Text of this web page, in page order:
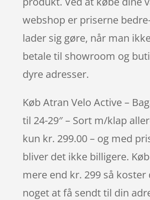
webshop er priserne
lader sig gøre, når man
betale til showroom og
dyre adresser.
Køb Atran Velo Active –
til 24-29″ – Sort m/klap
kun kr. 299.00 – og med
bliver det ikke billigere.
mere end kr. 299 så koster
noget at få sendt til din